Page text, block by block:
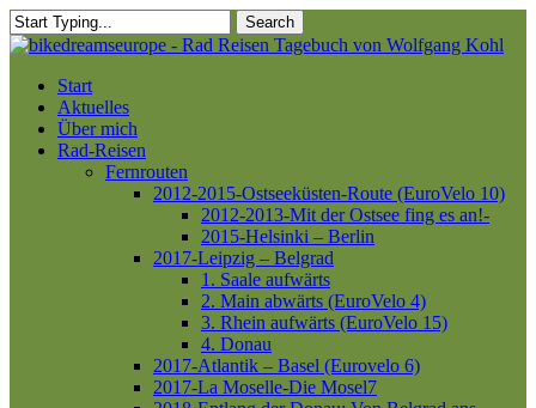
Skip
to
content
Search
Close
Menu
Start
Aktuelles
Über mich
Rad-Reisen
Fernrouten
2012-2015-Ostseeküsten-Route (EuroVelo 10)
2012-2013-Mit der Ostsee fing es an!-
2015-Helsinki – Berlin
2017-Leipzig – Belgrad
1. Saale aufwärts
2. Main abwärts (EuroVelo 4)
3. Rhein aufwärts (EuroVelo 15)
4. Donau
2017-Atlantik – Basel (Eurovelo 6)
2017-La Moselle-Die Mosel7